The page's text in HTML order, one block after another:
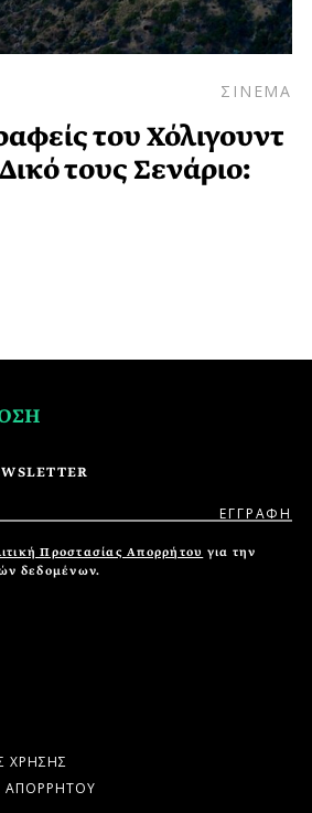
ΣΙΝΕΜΑ
του Χόλιγουντ
τους Σενάριο:
Προστασίας Απορρήτου για την
δεδομένων.
ΧΡΗΣΗΣ
ΑΠΟΡΡΗΤΟΥ